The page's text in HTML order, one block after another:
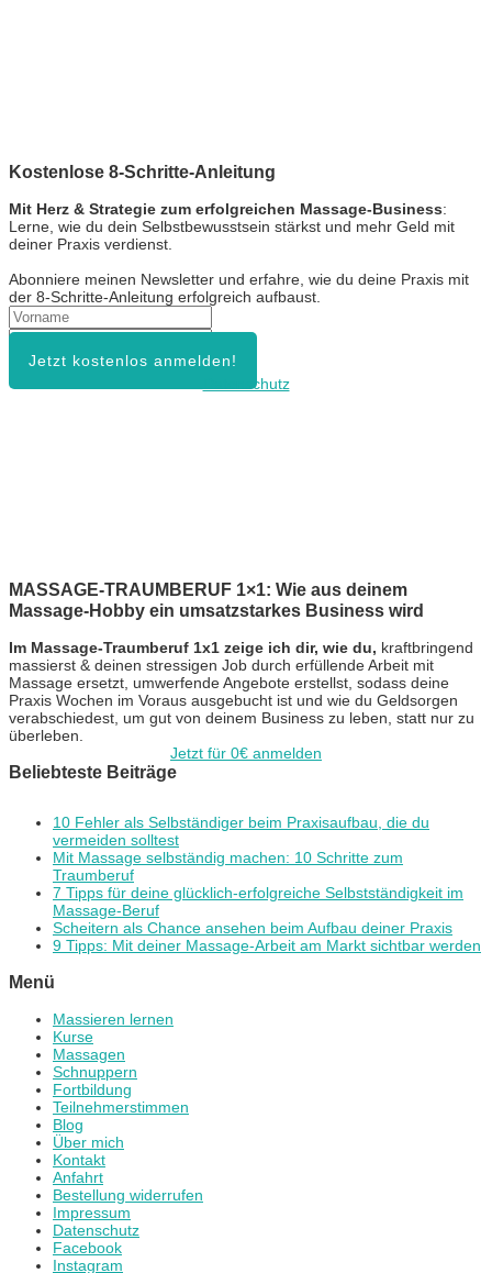
Kostenlose 8-Schritte-Anleitung
Mit Herz & Strategie zum erfolgreichen Massage-Business:
Lerne, wie du dein Selbstbewusstsein stärkst und mehr Geld mit
deiner Praxis verdienst.
Abonniere meinen Newsletter und erfahre, wie du deine Praxis mit
der 8-Schritte-Anleitung erfolgreich aufbaust.
Jetzt kostenlos anmelden!
Datenschutz
MASSAGE-TRAUMBERUF 1×1: Wie aus deinem
Massage-Hobby ein umsatzstarkes Business wird
Im Massage-Traumberuf 1x1 zeige ich dir, wie du, kraftbringend
massierst & deinen stressigen Job durch erfüllende Arbeit mit
Massage ersetzt, umwerfende Angebote erstellst, sodass deine
Praxis Wochen im Voraus ausgebucht ist und wie du Geldsorgen
verabschiedest, um gut von deinem Business zu leben, statt nur zu
überleben.
Jetzt für 0€ anmelden
Beliebteste Beiträge
10 Fehler als Selbständiger beim Praxisaufbau, die du
vermeiden solltest
Mit Massage selbständig machen: 10 Schritte zum
Traumberuf
7 Tipps für deine glücklich-erfolgreiche Selbstständigkeit im
Massage-Beruf
Scheitern als Chance ansehen beim Aufbau deiner Praxis
9 Tipps: Mit deiner Massage-Arbeit am Markt sichtbar werden
Menü
Massieren lernen
Kurse
Massagen
Schnuppern
Fortbildung
Teilnehmerstimmen
Blog
Über mich
Kontakt
Anfahrt
Bestellung widerrufen
Impressum
Datenschutz
Facebook
Instagram